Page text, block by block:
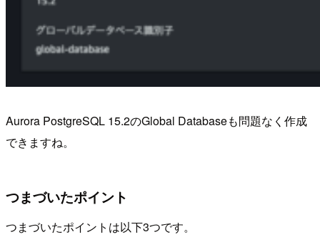
Aurora PostgreSQL 15.2のGlobal Databaseも問題なく作成
できますね。
つまづいたポイント
つまづいたポイントは以下3つです。